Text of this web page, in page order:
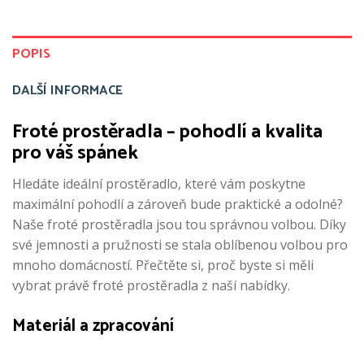
POPIS
DALŠÍ INFORMACE
Froté prostěradla – pohodlí a kvalita
pro váš spánek
Hledáte ideální prostěradlo, které vám poskytne
maximální pohodlí a zároveň bude praktické a odolné?
Naše froté prostěradla jsou tou správnou volbou. Díky
své jemnosti a pružnosti se stala oblíbenou volbou pro
mnoho domácností. Přečtěte si, proč byste si měli
vybrat právě froté prostěradla z naší nabídky.
Materiál a zpracování